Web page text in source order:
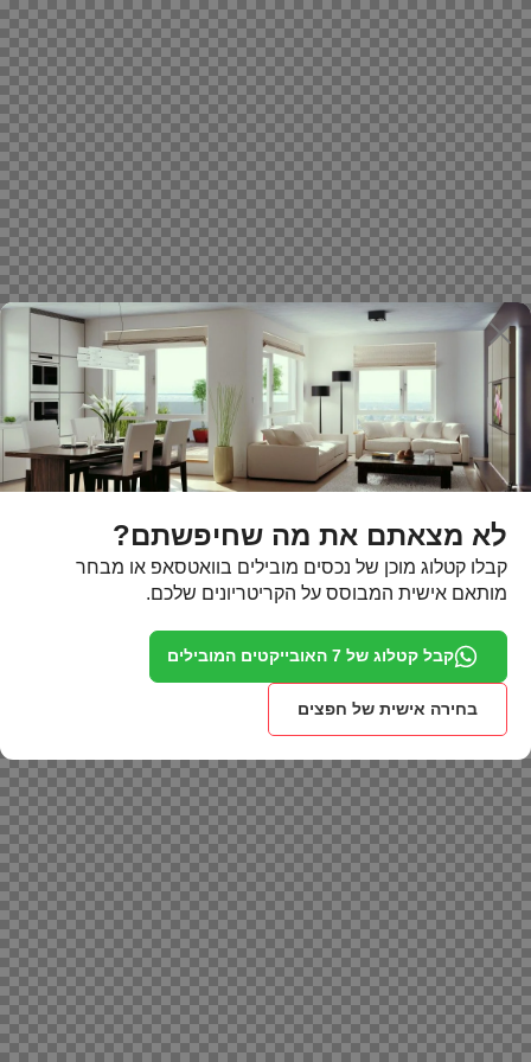
לא מצאתם את מה שחיפשתם?
קבלו קטלוג מוכן של נכסים מובילים בוואטסאפ או מבחר
מותאם אישית המבוסס על הקריטריונים שלכם.
קבל קטלוג של 7 האובייקטים המובילים
בחירה אישית של חפצים